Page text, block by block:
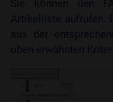
Sie können den
Artikelliste aufrufen.
aus der
oben erwähnten